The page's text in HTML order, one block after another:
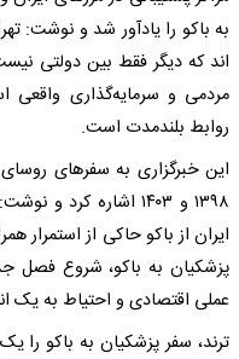
به باکو را یادآور شد و نوشت:
اند که دیگر فقط بین دولتی
مردمی و سرمایه‌گذاری واقعی
روابط بلندمدت است.
۱۳۹۸ و ۱۴۰۳ اشاره
ایران از باکو حاکی از استمرار
پزشکیان به باکو، شروع فصل
عملی اقتصادی و احتیاط به یک
ترند، سفر پزشکیان به باکو